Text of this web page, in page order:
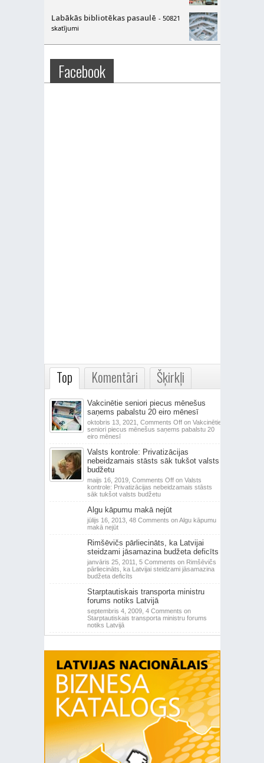
Labākās bibliotēkas pasaulē - 50821
skatījumi
Facebook
Top Komentāri Šķirkļi
Vakcinētie seniori piecus mēnešus
saņems pabalstu 20 eiro mēnesī
oktobris 13, 2021, Comments Offon Vakcinētie
seniori piecus mēnešus saņems pabalstu 20
eiro mēnesī
Valsts kontrole: Privatizācijas
nebeidzamais stāsts sāk tukšot valsts
budžetu
maijs 16, 2019, Comments Offon Valsts
kontrole: Privatizācijas nebeidzamais stāsts
sāk tukšot valsts budžetu
Algu kāpumu makā nejūt
jūlijs 16, 2013, 48 Comments on Algu kāpumu
makā nejūt
Rimšēvičs pārliecināts, ka Latvijai
steidzami jāsamazina budžeta deficīts
janvāris 25, 2011, 5 Comments on Rimšēvičs
pārliecināts, ka Latvijai steidzami jāsamazina
budžeta deficīts
Starptautiskais transporta ministru
forums notiks Latvijā
septembris 4, 2009, 4 Comments on
Starptautiskais transporta ministru forums
notiks Latvijā